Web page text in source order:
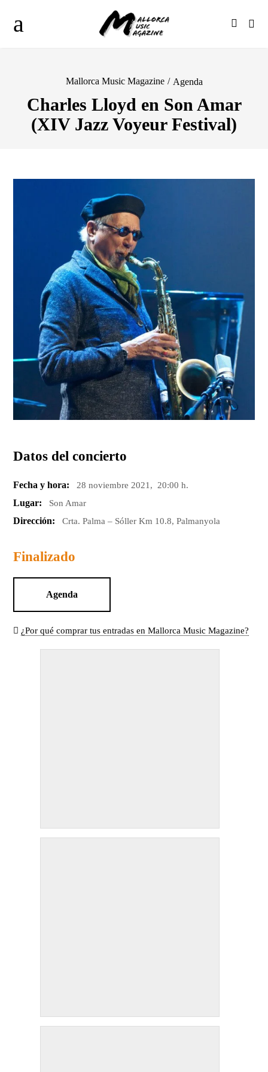
Mallorca Music Magazine / Agenda
Charles Lloyd en Son Amar
(XIV Jazz Voyeur Festival)
Datos del concierto
Fecha y hora: 28 noviembre 2021, 20:00 h.
Lugar: Son Amar
Dirección: Crta. Palma – Sóller Km 10.8, Palmanyola
Finalizado
Agenda
¿Por qué comprar tus entradas en Mallorca Music Magazine?